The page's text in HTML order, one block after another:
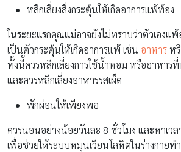
หลีกเลี่ยงสิ่งกระตุ้นให้เกิดอาการแพ้ท้อง
ในระยะแรกคุณแม่อาจยังไม่ทราบว่าตัวเองแพ้
เป็นตัวกระตุ้นให้เกิดอาการแพ้ เช่น อาหาร ห
ทั้งนี้ควรหลีกเลี่ยงการใช้น้ำหอม หรืออาหารที่
และควรหลีกเลี่ยงอาหารรสเผ็ด
พักผ่อนให้เพียงพอ
ควรนอนอย่างน้อยวันละ 8 ชั่วโมง และหาเว
เพื่อช่วยให้ระบบหมุนเวียนโลหิตในร่างกายท